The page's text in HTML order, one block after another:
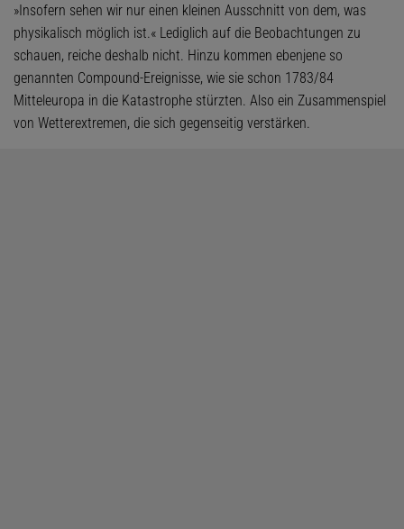
»Insofern sehen wir nur einen kleinen Ausschnitt von dem, was
physikalisch möglich ist.« Lediglich auf die Beobachtungen zu
schauen, reiche deshalb nicht. Hinzu kommen ebenjene so
genannten Compound-Ereignisse, wie sie schon 1783/84
Mitteleuropa in die Katastrophe stürzten. Also ein Zusammenspiel
von Wetterextremen, die sich gegenseitig verstärken.